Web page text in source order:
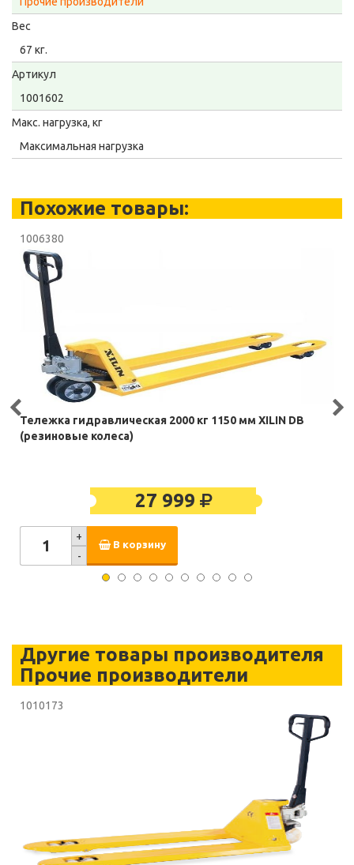
Вес
67 кг.
Артикул
1001602
Макс. нагрузка, кг
Максимальная нагрузка
Похожие товары:
1006380
Тележка гидравлическая 2000 кг 1150 мм XILIN DB
(резиновые колеса)
27 999
+
-
В корзину
Другие товары производителя
Прочие производители
1010173